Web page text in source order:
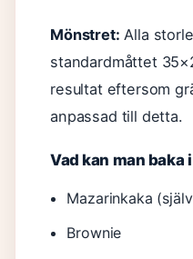
Mönstret: Alla
standardmåttet
resultat eftersom
anpassad till detta.
Vad kan man baka
Mazarinkaka
Brownie